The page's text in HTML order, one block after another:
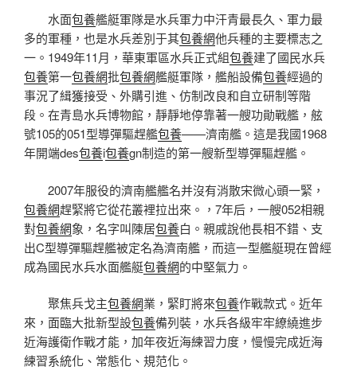
水面包養艦艇軍隊是水兵軍力中汗青最長久、軍力最
多的軍種，也是水兵差別于其包養網他兵種的主要標志之
一。1949年11月，華東軍區水兵正式組包養建了國民水兵
包養第一包養網批包養網艦艇軍隊，艦船設備包養經過的
事況了緝獲接受、外購引進、仿制改良和自立研制等階
段。在青島水兵博物館，靜靜地停靠著一艘功勛戰艦，舷
號105的051型導彈驅趕艦包養——濟南艦。這是我國1968
年開端des包養i包養gn制造的第一艘新型導彈驅趕艦。
2007年服役的濟南艦艦名并沒有消散宋微心頭一緊，
包養網趕緊將它從花叢裡拉出來。，7年后，一艘052相親
對包養網象，名字叫陳居包養白。親戚說他長相不錯、支
出C型導彈驅趕艦被定名為濟南艦，而這一型艦艇現在曾經
成為國民水兵水面艦艇包養網的中堅氣力。
聚焦兵戈主包養網業，緊盯將來包養作戰款式。近年
來，面臨大批新型設包養備列裝，水兵各級牢牢繚繞進步
近海護衛作戰才能，加年夜近海練習力度，慢慢完成近海
練習系統化、常態化、規范化。